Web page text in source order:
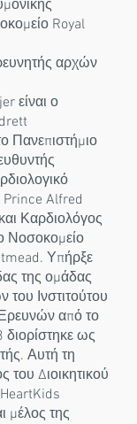
Royal
αρχών
είναι ο
Πανεπιστήμιο
Alfred
Καρδιολόγος
Νοσοκομείο
Υπήρξε
της ομάδας
του Ινστιτούτου
από το
διορίστηκε ως
Αυτή τη
του Διοικητικού
μέλος της